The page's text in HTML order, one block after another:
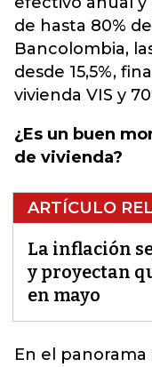
de hasta 80%
Bancolombia,
desde 15,5%,
vivienda VIS y
¿Es un buen
de vivienda?
ARTÍCULO
La inflación
y proyectan
en mayo
En el